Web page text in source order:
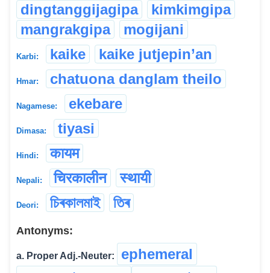
dingtanggijagipa
kimkimgipa
mangrakgipa
mogijani
Karbi: kaike kaike jutjepin’an
Hmar: chatuona danglam theilo
Nagamese: ekebare
Dimasa: tiyasi
Hindi: कायम
Nepali: चिरकालीन स्थायी
Deori: চিৰকালমাই তিৰ
Antonyms:
a. Proper Adj.-Neuter:
ephemeral